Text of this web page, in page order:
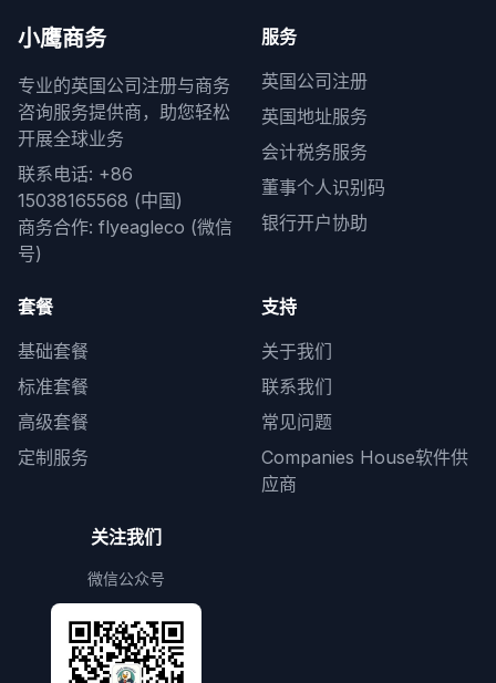
小鹰商务
专业的英国公司注册与商务
咨询服务提供商，助您轻松
开展全球业务
联系电话: +86
15038165568 (中国)
商务合作: flyeagleco (微信
号)
服务
英国公司注册
英国地址服务
会计税务服务
董事个人识别码
银行开户协助
套餐
基础套餐
标准套餐
高级套餐
定制服务
支持
关于我们
联系我们
常见问题
Companies House软件供
应商
关注我们
微信公众号